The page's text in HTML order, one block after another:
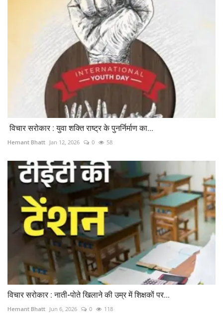
​ विचार सरोकार : युवा शक्ति राष्ट्र के पुनर्निर्माण का...
Hemant Bhatt Jan 12, 2026 0 58
विचार सरोकार : नाती-पोते खिलाने की उम्र में शिक्षकों पर...
Hemant Bhatt Jun 6, 2026 0 118